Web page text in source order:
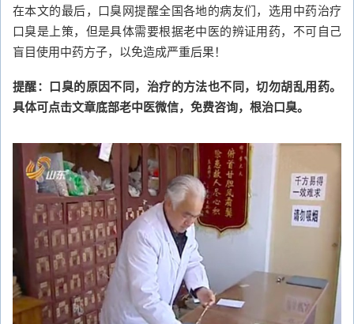
在本文的最后，口臭网提醒全国各地的病友们，选用中药治疗
口臭是上策，但是具体需要根据老中医的辨证用药，不可自己
盲目使用中药方子，以免造成严重后果！
提醒：口臭的原因不同，治疗的方法也不同，切勿胡乱用药。
具体可点击文章底部老中医微信，免费咨询，根治口臭。